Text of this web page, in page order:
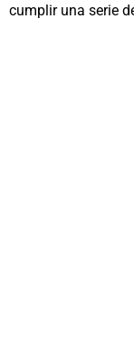
cumplir una serie